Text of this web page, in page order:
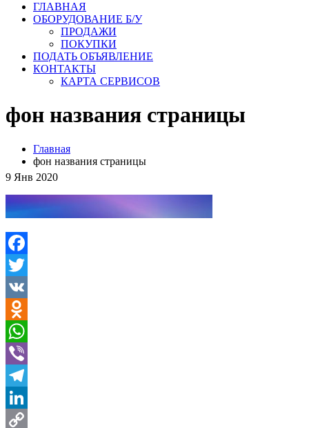
ГЛАВНАЯ
ОБОРУДОВАНИЕ Б/У
ПРОДАЖИ
ПОКУПКИ
ПОДАТЬ ОБЪЯВЛЕНИЕ
КОНТАКТЫ
КАРТА СЕРВИСОВ
фон названия страницы
Главная
фон названия страницы
9 Янв 2020
Facebook
Twitter
VK
Odnoklassniki
WhatsApp
Viber
Telegram
LinkedIn